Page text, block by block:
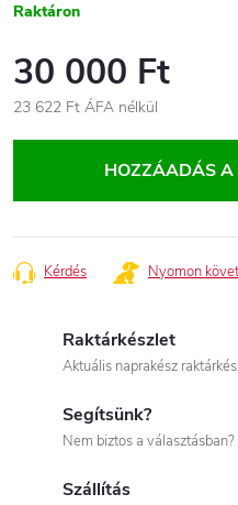
Raktáron
30 000 Ft
23 622 Ft ÁFA nélkül
HOZZÁADÁS A
Kérdés Nyomon
Raktárkészlet
Aktuális naprakész
Segítsünk?
Nem biztos a
Szállítás